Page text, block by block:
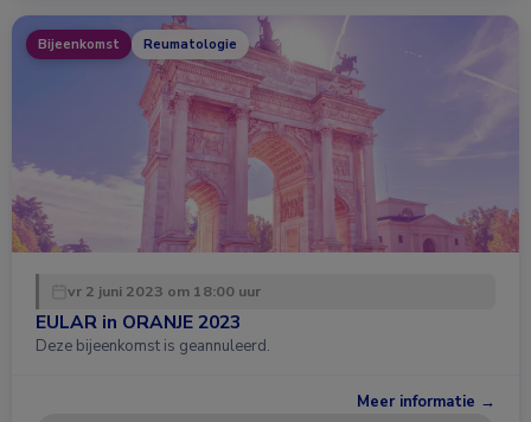
Bijeenkomst Reumatologie
vr 2 juni 2023 om 18:00 uur
EULAR in ORANJE 2023
Deze bijeenkomst is geannuleerd.
Meer informatie →